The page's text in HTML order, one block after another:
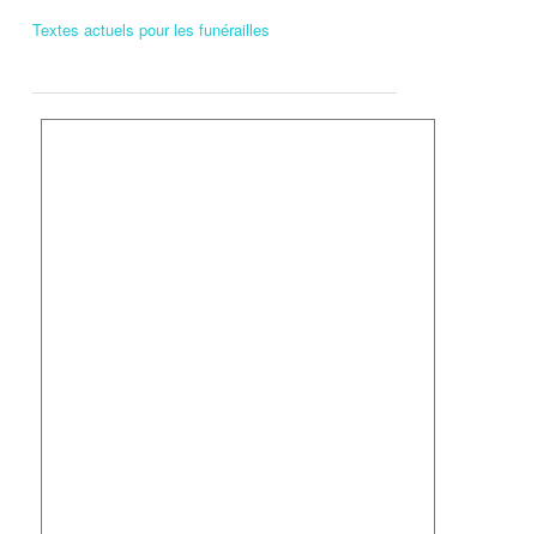
Textes actuels pour les funérailles